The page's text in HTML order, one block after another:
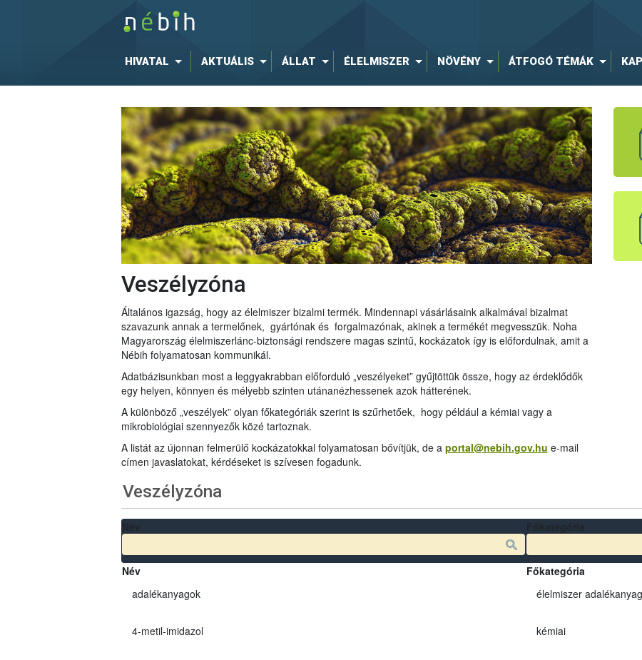
HIVATAL AKTUÁLIS ÁLLAT ÉLELMISZER NÖVÉNY ÁTFOGÓ TÉMÁK
Veszélyzóna
Általános igazság, hogy az élelmiszer bizalmi termék. Mindennapi vásárlásaink alkalmával bizalmat
szavazunk annak a termelőnek, gyártónak és forgalmazónak, akinek a termékét megvesszük. Noha
Magyarország élelmiszerlánc-biztonsági rendszere magas szintű, kockázatok így is előfordulnak, amit a
Nébih folyamatosan kommunikál.
Adatbázisunkban most a leggyakrabban előforduló „veszélyeket” gyűjtöttük össze, hogy az érdeklődők
egy helyen, könnyen és mélyebb szinten utánanézhessenek azok hátterének.
A különböző „veszélyek” olyan főkategóriák szerint is szűrhetőek, hogy például a kémiai vagy a
mikrobiológiai szennyezők közé tartoznak.
A listát az újonnan felmerülő kockázatokkal folyamatosan bővítjük, de a portal@nebih.gov.hu e-mail
címen javaslatokat, kérdéseket is szívesen fogadunk.
Veszélyzóna
Név Főkategória
adalékanyagok
élelmiszer
4-metil-imidazol kémiai